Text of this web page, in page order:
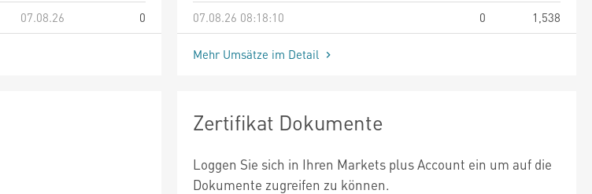
07.08.26 0
07.08.26 08:18:10
0 1,538
Mehr Umsätze im Detail
Zertifikat Dokumente
Loggen Sie sich in Ihren Markets plus Account ein um auf die
Dokumente zugreifen zu können.